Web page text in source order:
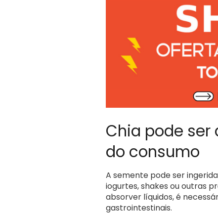
Chia pode ser
do consumo
A semente pode ser
iogurtes, shakes ou outras
absorver líquidos, é
gastrointestinais.